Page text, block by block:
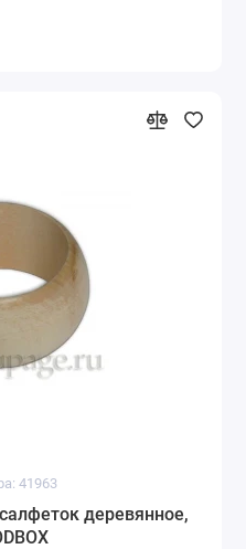
41963
деревянное,
мм, WOODBOX